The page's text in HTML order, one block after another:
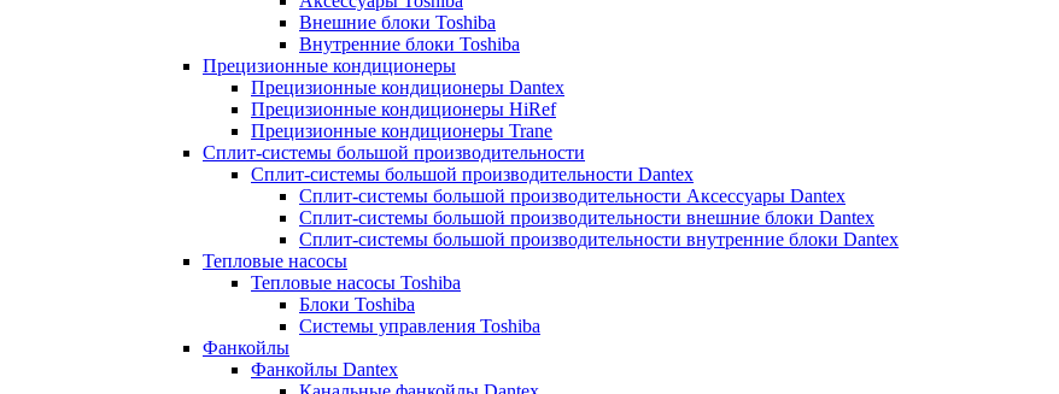
Внешние блоки Toshiba
Внутренние блоки Toshiba
Прецизионные кондиционеры
Прецизионные кондиционеры Dantex
Прецизионные кондиционеры HiRef
Прецизионные кондиционеры Trane
Сплит-системы большой производительности
Сплит-системы большой производительности Dantex
Сплит-системы большой производительности Аксессуары Dantex
Сплит-системы большой производительности внешние блоки Dantex
Сплит-системы большой производительности внутренние блоки Dantex
Тепловые насосы
Тепловые насосы Toshiba
Блоки Toshiba
Системы управления Toshiba
Фанкойлы
Фанкойлы Dantex